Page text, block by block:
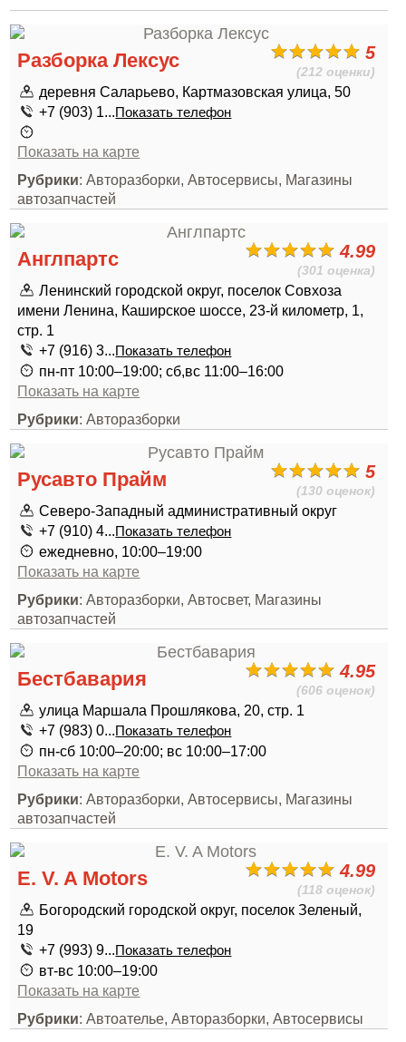
5
(212 оценки)
Разборка Лексус
деревня Саларьево, Картмазовская улица, 50
+7 (903) 1...Показать телефон
Показать на карте
Рубрики: Авторазборки, Автосервисы, Магазины
автозапчастей
4.99
(301 оценка)
Англпартс
Ленинский городской округ, поселок Совхоза
имени Ленина, Каширское шоссе, 23-й километр, 1,
стр. 1
+7 (916) 3...Показать телефон
пн-пт 10:00–19:00; сб,вс 11:00–16:00
Показать на карте
Рубрики: Авторазборки
5
(130 оценок)
Русавто Прайм
Северо-Западный административный округ
+7 (910) 4...Показать телефон
ежедневно, 10:00–19:00
Показать на карте
Рубрики: Авторазборки, Автосвет, Магазины
автозапчастей
4.95
(606 оценок)
Бестбавария
улица Маршала Прошлякова, 20, стр. 1
+7 (983) 0...Показать телефон
пн-сб 10:00–20:00; вс 10:00–17:00
Показать на карте
Рубрики: Авторазборки, Автосервисы, Магазины
автозапчастей
4.99
(118 оценок)
E. V. A Motors
Богородский городской округ, поселок Зеленый,
19
+7 (993) 9...Показать телефон
вт-вс 10:00–19:00
Показать на карте
Рубрики: Автоателье, Авторазборки, Автосервисы